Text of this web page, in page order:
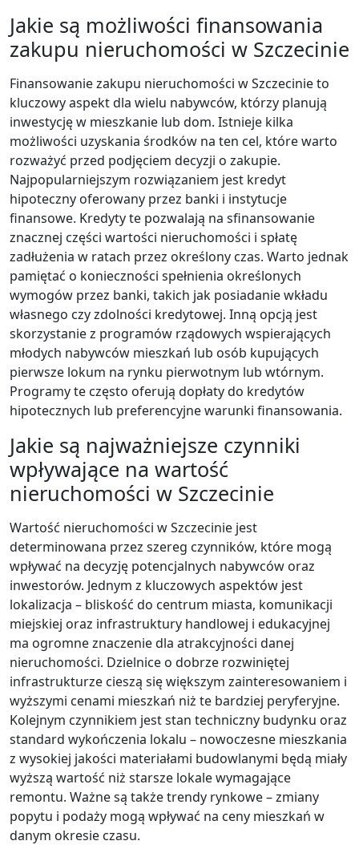
Jakie są możliwości finansowania
zakupu nieruchomości w Szczecinie
Finansowanie zakupu nieruchomości w Szczecinie to
kluczowy aspekt dla wielu nabywców, którzy planują
inwestycję w mieszkanie lub dom. Istnieje kilka
możliwości uzyskania środków na ten cel, które warto
rozważyć przed podjęciem decyzji o zakupie.
Najpopularniejszym rozwiązaniem jest kredyt
hipoteczny oferowany przez banki i instytucje
finansowe. Kredyty te pozwalają na sfinansowanie
znacznej części wartości nieruchomości i spłatę
zadłużenia w ratach przez określony czas. Warto jednak
pamiętać o konieczności spełnienia określonych
wymogów przez banki, takich jak posiadanie wkładu
własnego czy zdolności kredytowej. Inną opcją jest
skorzystanie z programów rządowych wspierających
młodych nabywców mieszkań lub osób kupujących
pierwsze lokum na rynku pierwotnym lub wtórnym.
Programy te często oferują dopłaty do kredytów
hipotecznych lub preferencyjne warunki finansowania.
Jakie są najważniejsze czynniki
wpływające na wartość
nieruchomości w Szczecinie
Wartość nieruchomości w Szczecinie jest
determinowana przez szereg czynników, które mogą
wpływać na decyzję potencjalnych nabywców oraz
inwestorów. Jednym z kluczowych aspektów jest
lokalizacja – bliskość do centrum miasta, komunikacji
miejskiej oraz infrastruktury handlowej i edukacyjnej
ma ogromne znaczenie dla atrakcyjności danej
nieruchomości. Dzielnice o dobrze rozwiniętej
infrastrukturze cieszą się większym zainteresowaniem i
wyższymi cenami mieszkań niż te bardziej peryferyjne.
Kolejnym czynnikiem jest stan techniczny budynku oraz
standard wykończenia lokalu – nowoczesne mieszkania
z wysokiej jakości materiałami budowlanymi będą miały
wyższą wartość niż starsze lokale wymagające
remontu. Ważne są także trendy rynkowe – zmiany
popytu i podaży mogą wpływać na ceny mieszkań w
danym okresie czasu.